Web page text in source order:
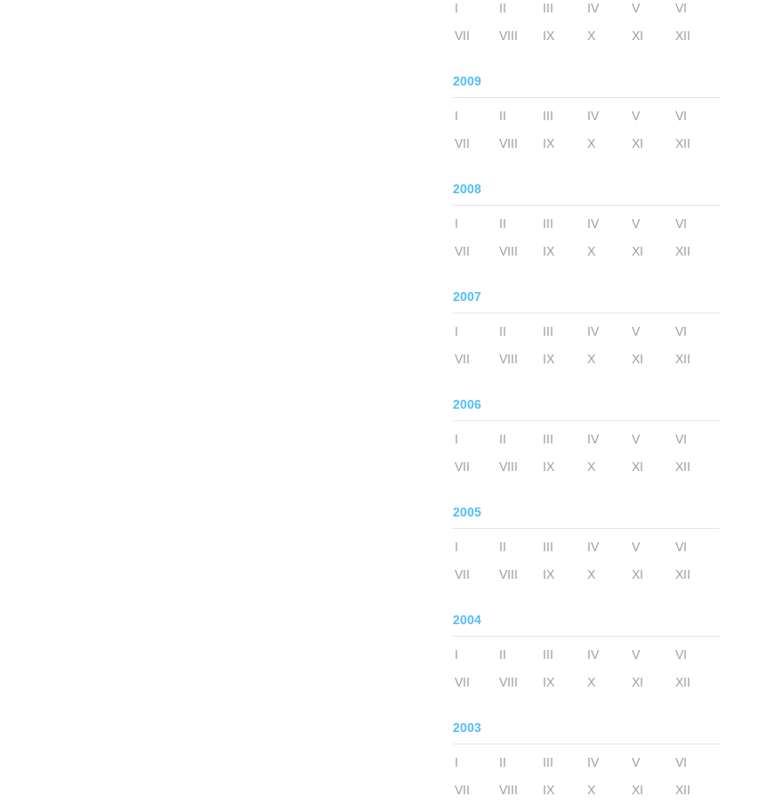
I II III IV V
VI
VII
VIII IX X XI XII
2009
I II III IV V
VI
VII
VIII IX X XI XII
2008
I II III IV V
VI
VII
VIII IX X XI XII
2007
I II III IV V
VI
VII
VIII IX X XI XII
2006
I II III IV V
VI
VII
VIII IX X XI XII
2005
I II III IV V
VI
VII
VIII IX X XI XII
2004
I II III IV V
VI
VII
VIII IX X XI XII
2003
I II III IV V
VI
VII
VIII IX X XI XII